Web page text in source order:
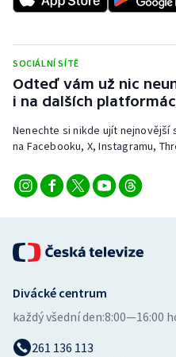
SOCIÁLNÍ SÍTĚ
Odteď vám už nic
i na dalších
Nenechte si nikde ujít nejnovější
na Facebooku, X, Instagramu,
Divácké centrum
každý všední den:8:00—16:00
261 136 113